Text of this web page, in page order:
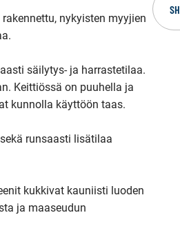
nykyisten myyjien
säilytys- ja harrastetilaa.
Keittiössä on puuhella ja
kunnolla käyttöön taas.
runsaasti lisätilaa
kukkivat kauniisti luoden
ja maaseudun